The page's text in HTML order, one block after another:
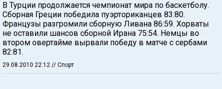
В Турции продолжается чемпионат мира по баскетболу.
Сборная Греции победила пуэрториканцев 83:80.
Французы разгромили сборную Ливана 86:59. Хорваты
не оставили шансов сборной Ирана 75:54. Немцы во
втором овертайме вырвали победу в матче с сербами
82:81.
29.08.2010 22:12 // Спорт